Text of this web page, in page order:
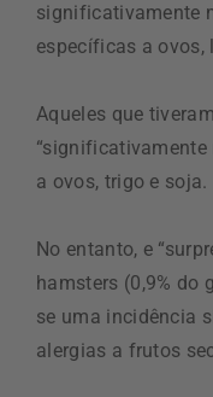
significativamente
específicas a ovos,
Aqueles que
“significativamente
a ovos, trigo e soja.
No entanto, e
hamsters (0,9% do
se uma incidência
alergias a frutos